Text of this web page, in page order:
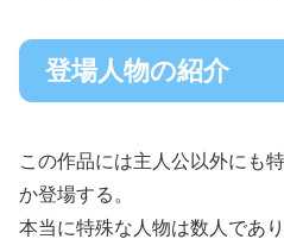
登場人物の紹介
この作品には主人公以外にも
か登場する。
本当に特殊な人物は数人であ